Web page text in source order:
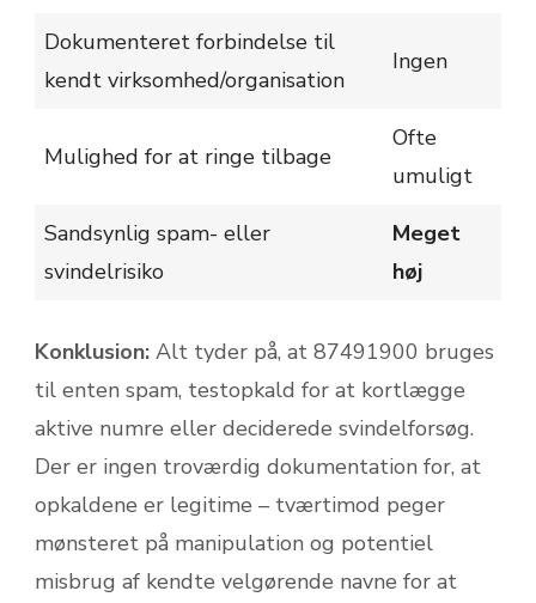
Dokumenteret forbindelse til
kendt virksomhed/organisation
Ingen
Mulighed for at ringe tilbage
Ofte
umuligt
Sandsynlig spam- eller
svindelrisiko
Meget
høj
Konklusion: Alt tyder på, at 87491900 bruges
til enten spam, testopkald for at kortlægge
aktive numre eller deciderede svindel­forsøg.
Der er ingen troværdig dokumentation for, at
opkaldene er legitime – tværtimod peger
mønsteret på manipulation og potentiel
misbrug af kendte velgørende navne for at